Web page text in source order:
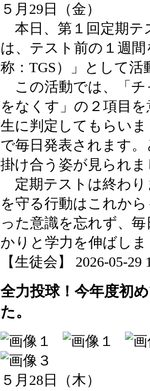
５月29日（金）
本日、第１回定期テ
は、テスト前の１週
称：TGS）」として
この活動では、「チ
をなくす」の２項目
生に判定してもらい
で毎日発表されます
掛け合う姿が見られ
定期テストは終わり
を守る行動はこれか
った意識を忘れず、
かりと学力を伸ばし
【生徒会】 2026-05-29
全力投球！今年度初
た。
５月28日（木）